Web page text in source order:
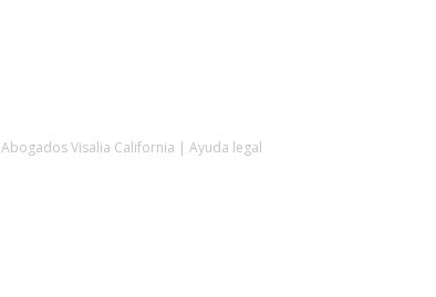
Abogados Visalia California | Ayuda legal